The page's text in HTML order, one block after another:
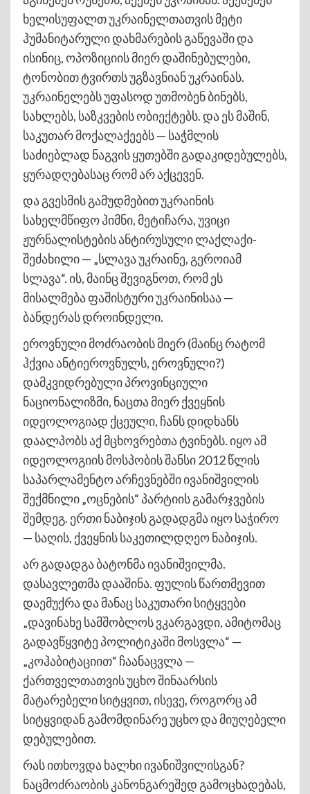
ხელისუფალთ უკრაინელთათვის მეტი
ჰუმანიტარული დახმარების გაწევაში და
ისინიც, ოპოზიციის მიერ დაშინებულები,
ტონობით ტვირთს უგზავნიან უკრაინას.
უკრაინელებს უფასოდ უთმობენ ბინებს,
სახლებს, საზკვების ობიექტებს. და ეს მაშინ,
საკუთარ მოქალაქეებს — საჭმლის
საძიებლად ნაგვის ყუთებში გადაკიდებულებს,
ყურადღებასაც რომ არ აქცევენ.
და გვესმის გამუდმებით უკრაინის
სახელმწიფო ჰიმნი, მეტიჩარა, უვიცი
ჟურნალისტების ანტირუსული ლაქლაქი-
შეძახილი — „სლავა უკრაინე, გეროიამ
სლავა“. ის, მაინც შევიგნოთ, რომ ეს
მისალმება ფაშისტური უკრაინისაა —
ბანდერას დროინდელი.
ეროვნული მოძრაობის მიერ (მაინც რატომ
ჰქვია ანტიეროვნულს, ეროვნული?)
დამკვიდრებული პროვინციული
ნაციონალიზმი, ნაცთა მიერ ქვეყნის
იდეოლოგიად ქცეული, ჩანს დიდხანს
დაალპობს აქ მცხოვრებთა ტვინებს. იყო ამ
იდეოლოგიის მოსპობის შანსი 2012 წლის
საპარლამენტო არჩევნებში ივანიშვილის
შექმნილი „ოცნების“ პარტიის გამარჯვების
შემდეგ. ერთი ნაბიჯის გადადგმა იყო საჭირო
— საღის, ქვეყნის საკეთილდღეო ნაბიჯის.
არ გადადგა ბატონმა ივანიშვილმა.
დასავლეთმა დააშინა. ფულის წართმევით
დაემუქრა და მანაც საკუთარი სიტყვები
„დავინახე სამშობლოს ვკარგავდი, ამიტომაც
გადავწყვიტე პოლიტიკაში მოსვლა“ —
„კოჰაბიტაციით“ ჩაანაცვლა —
ქართველთათვის უცხო შინაარსის
მატარებელი სიტყვით, ისევე, როგორც ამ
სიტყვიდან გამომდინარე უცხო და მიუღებელი
დებულებით.
რას ითხოვდა ხალხი ივანიშვილისგან?
ნაცმოძრაობის კანონგარეშედ გამოცხადებას,